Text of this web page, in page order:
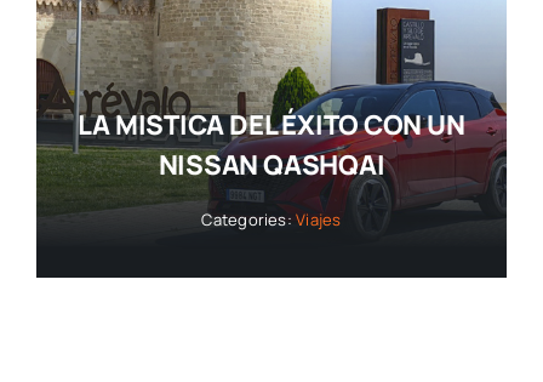
LA MISTICA DEL ÉXITO CON UN
NISSAN QASHQAI
Categories:Viajes